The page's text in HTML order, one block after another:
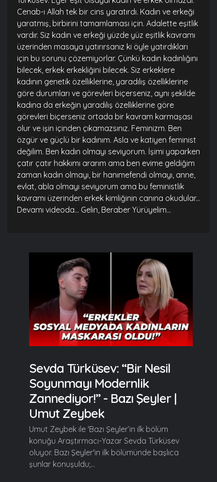
Cenab-ı Allah tek bir cins yaratırdı. Kadın ve erkeği
yaratmış, birbirini tamamlaması için. Adalette eşitlik
vardır. Siz kadın ve erkeği yüzde yüz eşitlik kavramı
üzerinden masaya yatırırsanız ki öyle yatırdıkları
için bu sorunu çözemiyorlar. Çünkü kadın kadınlığını
bilecek, erkek erkekliğini bilecek. Siz erkeklere
kadının genetik özelliklerine, yaradılış özelliklerine
göre durumları ve görevleri biçerseniz, aynı şekilde
kadına da erkeğin yaradılış özelliklerine göre
görevleri biçerseniz ortada bir kavram karmaşası
olur ve işin içinden çıkamazsınız. Feminizm. Ben
özgür ve güçlü bir kadınım. Asla ve katiyen feminist
değilim. Ben kadın olmayı seviyorum. İşimi yaparken
çatır çatır hakkımı ararım ama ben evime geldiğim
zaman kadın olmayı, bir hanımefendi olmayı, anne,
evlat, abla olmayı seviyorum ama bu feministlik
kavramı üzerinden erkek kimliğinin canına okudular...
Devamı videoda... Gelin, Beraber Yürüyelim...
Sevda Türküsev: “Bir Nesil
Soyunmayı Modernlik
Zannediyor!” - Bazı Şeyler |
Umut Zeybek
Umut Zeybek ile 'Bazı Şeyler’in ilk bölüm
konuğu Araştırmacı-Yazar Sevda Türküsev
oluyor. Bazı Şeyler'in ilk bölümünde başlıca
şunlar konuşuldu;...